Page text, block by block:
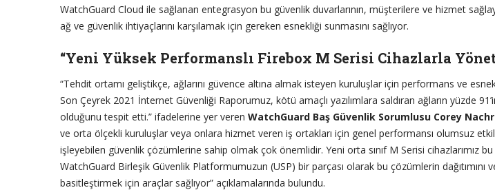
WatchGuard Cloud ile sağlanan entegrasyon bu güvenlik duvarlarının, müşterilere ve hizmet
ağ ve güvenlik ihtiyaçlarını karşılamak için gereken esnekliği sunmasını sağlıyor.
“Yeni Yüksek Performanslı Firebox M Serisi Cihazlarla
“Tehdit ortamı geliştikçe, ağlarını güvence altına almak isteyen kuruluşlar için performans ve
Son Çeyrek 2021 İnternet Güvenliği Raporumuz, kötü amaçlı yazılımlara saldıran ağların yüzde
olduğunu tespit etti.” ifadelerine yer veren WatchGuard Baş Güvenlik Sorumlusu Corey
ve orta ölçekli kuruluşlar veya onlara hizmet veren iş ortakları için genel performansı olumsuz
işleyebilen güvenlik çözümlerine sahip olmak çok önemlidir. Yeni orta sınıf M Serisi cihazlarımız
WatchGuard Birleşik Güvenlik Platformumuzun (USP) bir parçası olarak bu çözümlerin dağıtımını
basitleştirmek için araçlar sağlıyor” açıklamalarında bulundu.